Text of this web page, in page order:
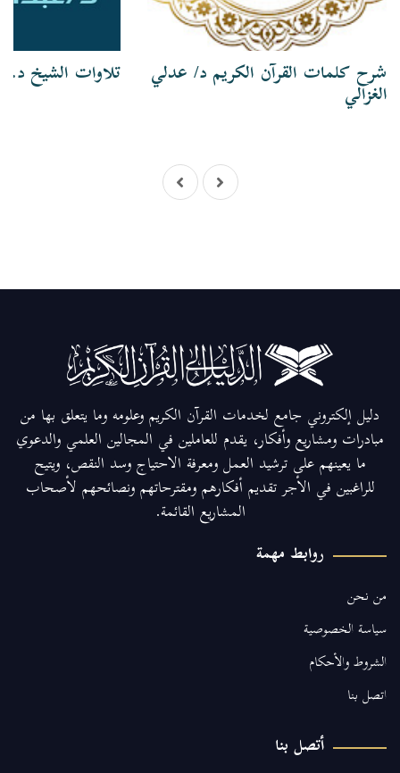
شرح كلمات القرآن الكريم د/ عدلي
الغزالي
تلاوات الشيخ د.
دليل إلكتروني جامع لخدمات القرآن الكريم وعلومه وما يتعلق بها من
مبادرات ومشاريع وأفكار، يقدم للعاملين في المجالين العلمي والدعوي
ما يعينهم على ترشيد العمل ومعرفة الاحتياج وسد النقص، ويتيح
للراغبين في الأجر تقديم أفكارهم ومقترحاتهم ونصائحهم لأصحاب
المشاريع القائمة.
روابط مهمة
من نحن
سياسة الخصوصية
الشروط والأحكام
اتصل بنا
أتصل بنا